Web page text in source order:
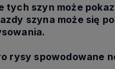
tych szyn może
szyna może się
rysy spowodowane